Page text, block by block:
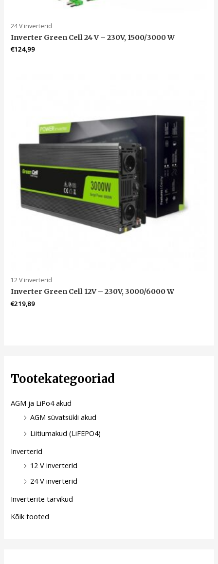
24 V inverterid
Inverter Green Cell 24 V – 230V, 1500/3000 W
€124,99
12 V inverterid
Inverter Green Cell 12V – 230V, 3000/6000 W
€219,89
Tootekategooriad
AGM ja LiPo4 akud
AGM süvatsükli akud
Liitiumakud (LiFEPO4)
Inverterid
12 V inverterid
24 V inverterid
Inverterite tarvikud
Kõik tooted